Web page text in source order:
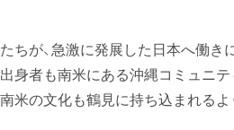
ちが、急激に発展した日本へ働き
身者も南米にある沖縄コミュニ
米の文化も鶴見に持ち込まれるよ